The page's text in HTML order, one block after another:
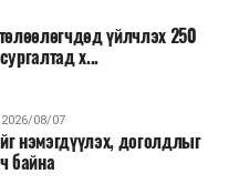
хурал, зөвлөгөөн, ой,
наадам, соёлын арга
төрийн өндөр албан
бусад гадаад
хүлээн авах зардал;
үйлчлэх 250
х...
2026/08/07
нэмэгдүүлэх, доголдлыг
байна